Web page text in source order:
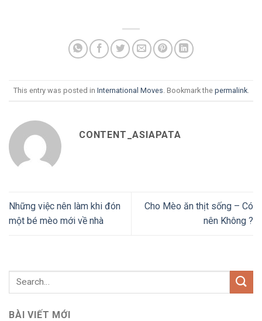
This entry was posted in International Moves . Bookmark the permalink.
CONTENT_ASIAPATA
Những việc nên làm khi đón
một bé mèo mới về nhà
Cho Mèo ăn thịt sống – Có
nên Không ?
BÀI VIẾT MỚI